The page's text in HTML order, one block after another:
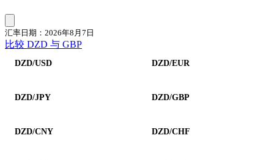
汇率日期：2026年8月7日
比较 DZD 与 GBP
DZD/USD DZD/EUR
DZD/JPY DZD/GBP
DZD/CNY DZD/CHF